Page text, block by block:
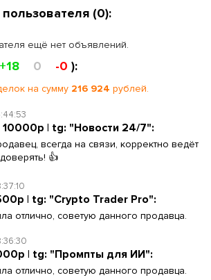
(0):
ещё нет объявлений.
+18 0 -0 ):
на сумму 216 924 рублей.
10000р | tg: "Новости 24/7":
всегда на связи, корректно ведёт
👍
| tg: "Crypto Trader Pro":
отлично, советую данного продавца.
| tg: "Промпты для ИИ":
отлично, советую данного продавца.